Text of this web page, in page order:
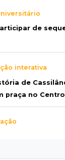
de
interativa
de
praça no Centro